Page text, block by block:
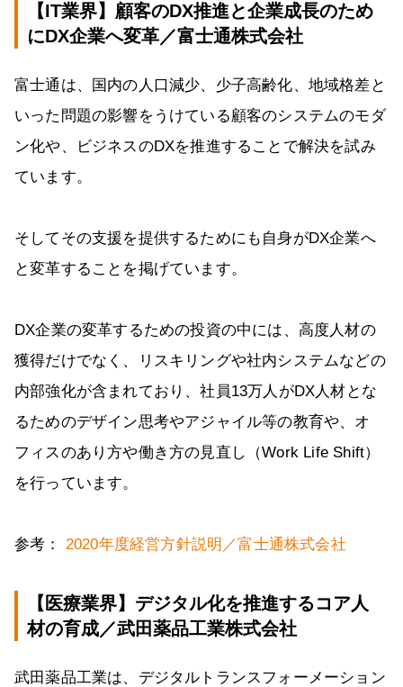
【IT業界】顧客のDX推進と企業成長のため
にDX企業へ変革／富士通株式会社
富士通は、国内の人口減少、少子高齢化、地域格差と
いった問題の影響をうけている顧客のシステムのモダ
ン化や、ビジネスのDXを推進することで解決を試み
ています。
そしてその支援を提供するためにも自身がDX企業へ
と変革することを掲げています。
DX企業の変革するための投資の中には、高度人材の
獲得だけでなく、リスキリングや社内システムなどの
内部強化が含まれており、社員13万人がDX人材とな
るためのデザイン思考やアジャイル等の教育や、オ
フィスのあり方や働き方の見直し（Work Life Shift）
を行っています。
参考： 2020年度経営方針説明／富士通株式会社
【医療業界】デジタル化を推進するコア人
材の育成／武田薬品工業株式会社
武田薬品工業は、デジタルトランスフォーメーション